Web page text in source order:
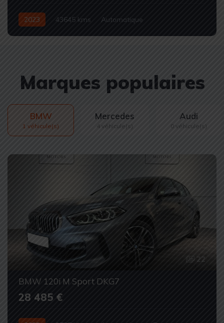
2023 43645 kms
Automatique
Marques populaires
BMW
1 véhicule(s)
Mercedes
4 véhicule(s)
Audi
0 véhicule(s)
22
BMW 120i M Sport DKG7
28 485 €